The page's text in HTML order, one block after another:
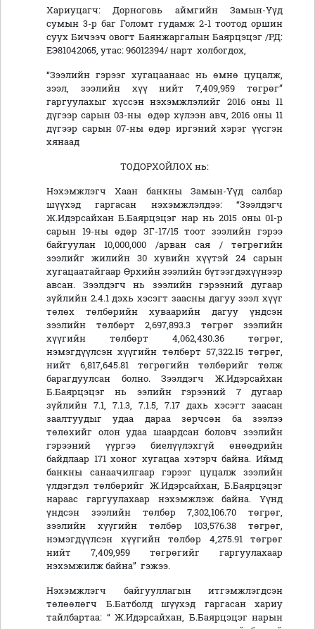
Хариуцагч: Дорноговь аймгийн Замын-Үүд
сумын 3-р баг Голомт гудамж 2-1 тоотод оршин
суух Бичээч овогт Баянжаргалын Баярцэцэг /РД:
ЕЭ81042065, утас: 96012394/ нарт холбогдох,
“Зээлийн гэрээг хугацаанаас нь өмнө цуцалж,
зээл, зээлийн хүү нийт 7,409,959 төгрөг”
гаргуулахыг хүссэн нэхэмжлэлийг 2016 оны 11
дүгээр сарын 03-ны өдөр хүлээн авч, 2016 оны 11
дүгээр сарын 07-ны өдөр иргэний хэрэг үүсгэн
хянаад
ТОДОРХОЙЛОХ нь:
Нэхэмжлэгч Хаан банкны Замын-Үүд салбар
шүүхэд гаргасан нэхэмжлэлдээ: “Зээлдэгч
Ж.Идэрсайхан Б.Баярцэцэг нар нь 2015 оны 01-р
сарын 19-ны өдөр ЗГ-17/15 тоот зээлийн гэрээ
байгуулан 10,000,000 /арван сая / төгрөгийн
зээлийг жилийн 30 хувийн хүүтэй 24 сарын
хугацаатайгаар Өрхийн зээлийн бүтээгдэхүүнээр
авсан. Зээлдэгч нь зээлийн гэрээний дугаар
зүйлийн 2.4.1 дэхь хэсэгт заасны дагуу зээл хүүг
төлөх төлбөрийн хуваарийн дагуу үндсэн
зээлийн төлбөрт 2,697,893.3 төгрөг зээлийн
хүүгийн төлбөрт 4,062,430.36 төгрөг,
нэмэгдүүлсэн хүүгийн төлбөрт 57,322.15 төгрөг,
нийт 6,817,645.81 төгрөгийн төлбөрийг төлж
барагдуулсан болно. Зээлдэгч Ж.Идэрсайхан
Б.Баярцэцэг нь ээлийн гэрээний 7 дугаар
зүйлийн 7.1, 7.1.3, 7.1.5, 7.17 дахь хэсэгт заасан
заалтуудыг удаа дараа зөрчсөн ба зээлээ
төлөхийг олон удаа шаардсан боловч зээлийн
гэрээний үүргээ биелүүлэхгүй өнөөдрийн
байдлаар 171 хоног хугацаа хэтэрч байна. Иймд
банкны санаачилгаар гэрээг цуцалж зээлийн
үлдэгдэл төлбөрийг Ж.Идэрсайхан, Б.Баярцэцэг
нараас гаргуулахаар нэхэмжлэж байна. Үүнд
үндсэн зээлийн төлбөр 7,302,106.70 төгрөг,
зээлийн хүүгийн төлбөр 103,576.38 төгрөг,
нэмэгдүүлсэн хүүгийн төлбөр 4,275.91 төгрөг
нийт 7,409,959 төгрөгийг гаргуулахаар
нэхэмжилж байна” гэжээ.
Нэхэмжлэгч байгууллагын итгэмжлэгдсэн
төлөөлөгч Б.Батболд шүүхэд гаргасан хариу
тайлбартаа: “ Ж.Идэрсайхан, Б.Баярцэцэг нарын